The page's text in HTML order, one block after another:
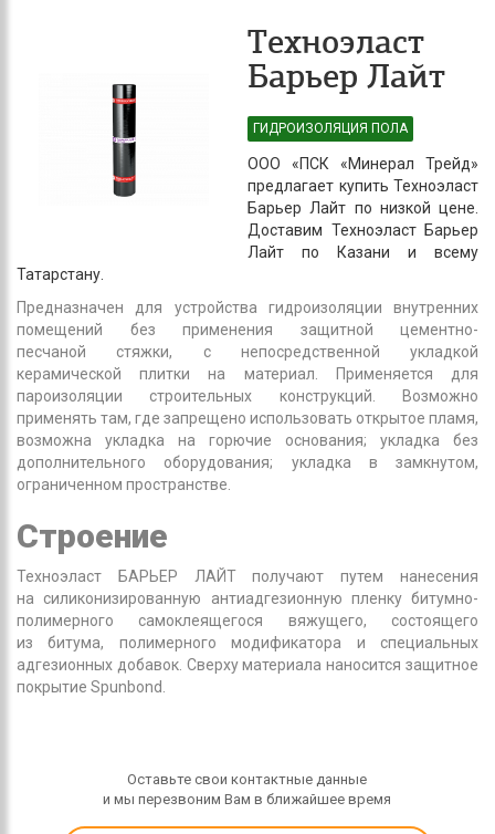
Техноэласт
Барьер Лайт
ГИДРОИЗОЛЯЦИЯ ПОЛА
ООО «ПСК «Минерал Трейд»
предлагает купить Техноэласт
Барьер Лайт по низкой цене.
Доставим Техноэласт Барьер
Лайт по Казани и всему
Татарстану.
Предназначен для устройства гидроизоляции внутренних
помещений без применения защитной цементно-
песчаной стяжки, с непосредственной укладкой
керамической плитки на материал. Применяется для
пароизоляции строительных конструкций. Возможно
применять там, где запрещено использовать открытое пламя,
возможна укладка на горючие основания; укладка без
дополнительного оборудования; укладка в замкнутом,
ограниченном пространстве.
Строение
Техноэласт БАРЬЕР ЛАЙТ получают путем нанесения
на силиконизированную антиадгезионную пленку битумно-
полимерного самоклеящегося вяжущего, состоящего
из битума, полимерного модификатора и специальных
адгезионных добавок. Сверху материала наносится защитное
покрытие Spunbond.
Оставьте свои контактные данные
и мы перезвоним Вам в ближайшее время